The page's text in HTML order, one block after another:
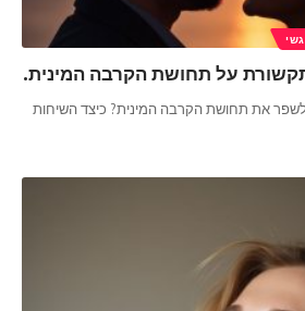
על תחושת הקרבה המינית.
את תחושת הקרבה המינית? כיצד השיחות